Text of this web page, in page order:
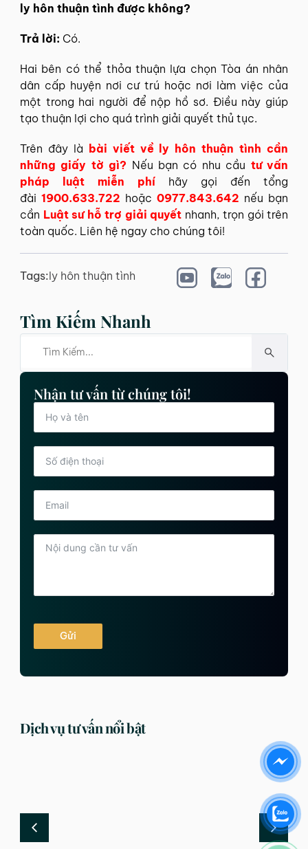
ly hôn thuận tình được không?
Trả lời: Có.
Hai bên có thể thỏa thuận lựa chọn Tòa án nhân
dân cấp huyện nơi cư trú hoặc nơi làm việc của
một trong hai người để nộp hồ sơ. Điều này giúp
tạo thuận lợi cho quá trình giải quyết thủ tục.
Trên đây là bài viết về ly hôn thuận tình cần
những giấy tờ gì? Nếu bạn có nhu cầu tư vấn
pháp luật miễn phí
hãy gọi đến tổng
đài 1900.633.722 hoặc 0977.843.642 nếu bạn
cần Luật sư hỗ trợ giải quyết nhanh, trọn gói trên
toàn quốc. Liên hệ ngay cho chúng tôi!
Tags:ly hôn thuận tình
Tìm Kiếm Nhanh
Nhận tư vấn từ chúng tôi!
Gửi
Dịch vụ tư vấn nổi bật